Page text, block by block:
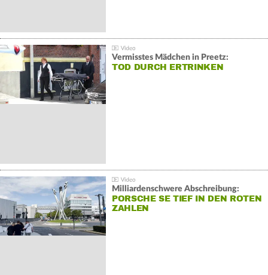
Vermisstes Mädchen in Preetz:
TOD DURCH ERTRINKEN
Milliardenschwere Abschreibung:
PORSCHE SE TIEF IN DEN ROTEN
ZAHLEN